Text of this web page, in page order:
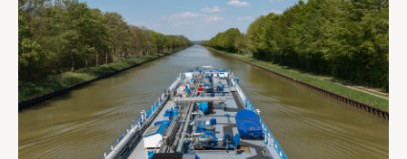
Devenir Membre
Actualités